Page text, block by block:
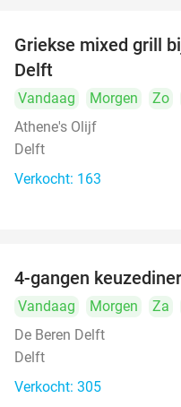
Griekse mixed grill
Delft
Vandaag Morgen Zo
Athene's Olijf
Delft
Verkocht: 163
4-gangen
Vandaag Morgen Za
De Beren Delft
Delft
Verkocht: 305